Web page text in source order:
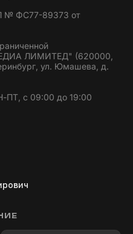
№ ФС77-89373 от
ЛИМИТЕД" (620000,
ул. Юмашева, д.
ПТ, с 09:00 до 19:00